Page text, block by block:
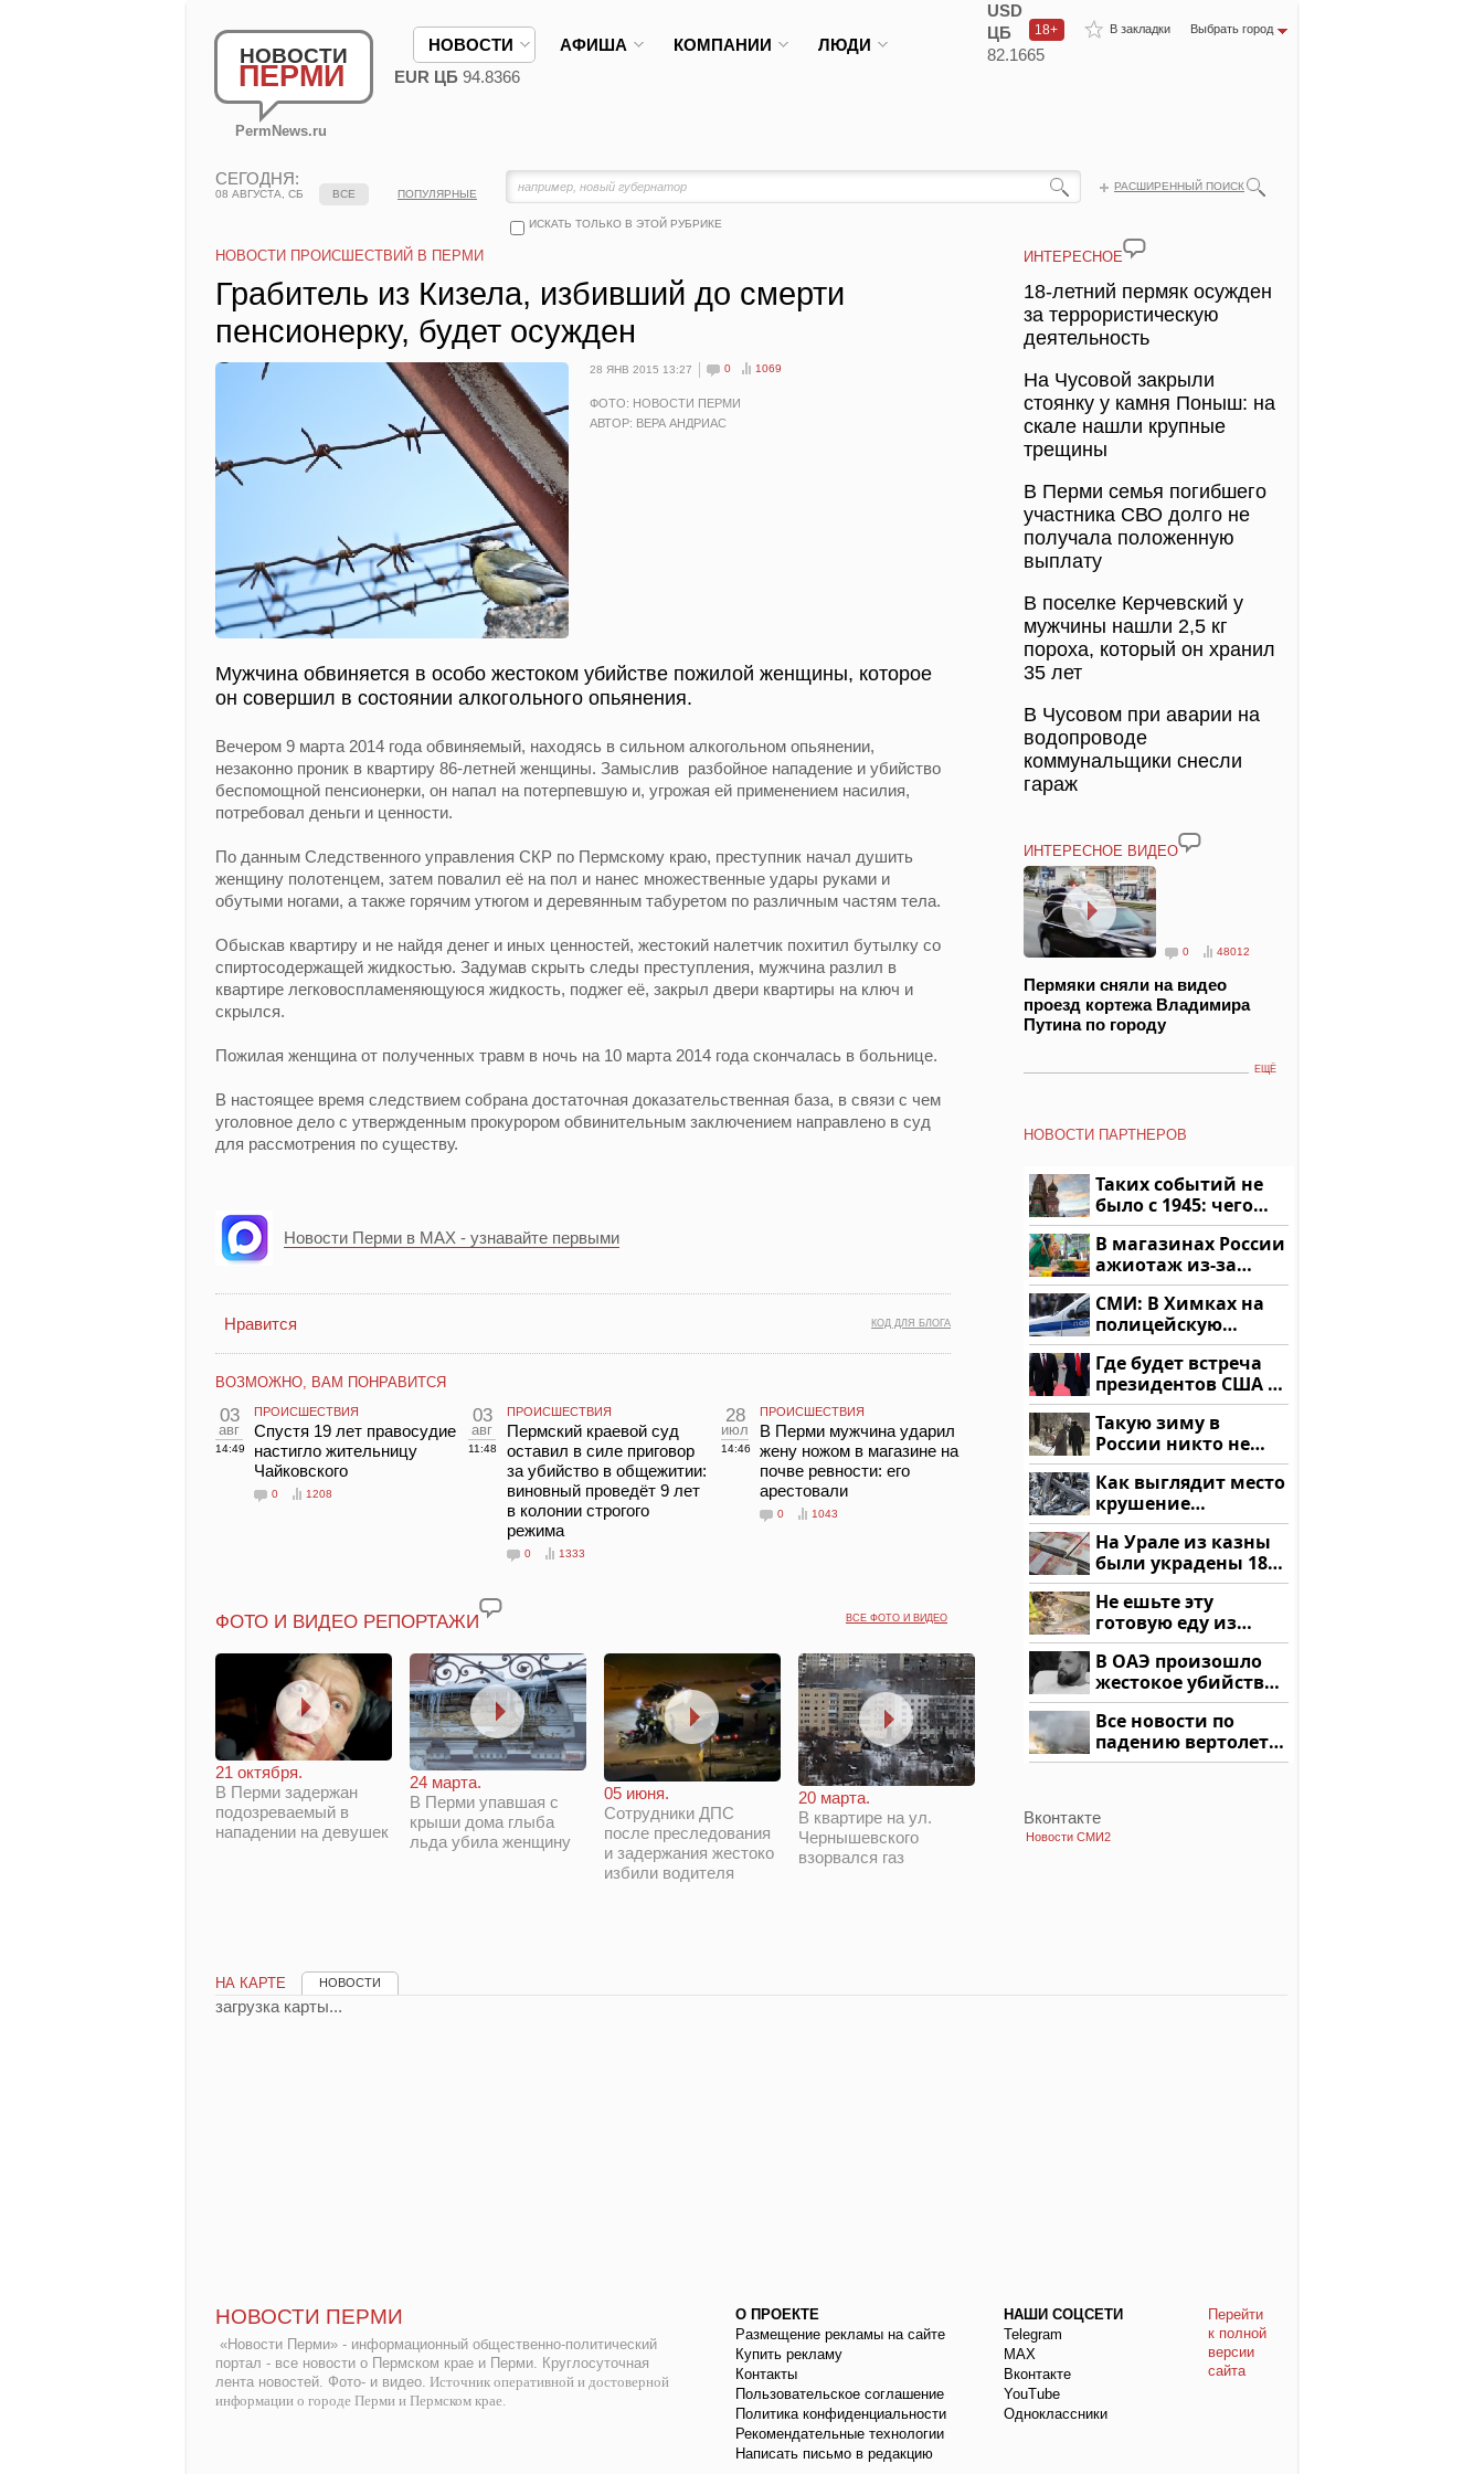
НОВОСТИ
ПЕРМИ
PermNews.ru
В закладки Выбрать город
18+
НОВОСТИ АФИША КОМПАНИИ ЛЮДИ
USD
ЦБ
82.1665
EUR ЦБ 94.8366
СЕГОДНЯ:
08 АВГУСТА, СБ
РАСШИРЕННЫЙ ПОИСК
ИСКАТЬ ТОЛЬКО В ЭТОЙ РУБРИКЕ
ВСЕ ПОПУЛЯРНЫЕ
НОВОСТИ ПРОИСШЕСТВИЙ В ПЕРМИ
Грабитель из Кизела, избивший до смерти
пенсионерку, будет осужден
28 ЯНВ 2015 13:27 0 1069
ФОТО: НОВОСТИ ПЕРМИ
АВТОР: ВЕРА АНДРИАС
Мужчина обвиняется в особо жестоком убийстве пожилой женщины, которое
он совершил в состоянии алкогольного опьянения.
Вечером 9 марта 2014 года обвиняемый, находясь в сильном алкогольном опьянении,
незаконно проник в квартиру 86-летней женщины. Замыслив разбойное нападение и убийство
беспомощной пенсионерки, он напал на потерпевшую и, угрожая ей применением насилия,
потребовал деньги и ценности.
По данным Следственного управления СКР по Пермскому краю, преступник начал душить
женщину полотенцем, затем повалил её на пол и нанес множественные удары руками и
обутыми ногами, а также горячим утюгом и деревянным табуретом по различным частям тела.
Обыскав квартиру и не найдя денег и иных ценностей, жестокий налетчик похитил бутылку со
спиртосодержащей жидкостью. Задумав скрыть следы преступления, мужчина разлил в
квартире легковоспламеняющуюся жидкость, поджег её, закрыл двери квартиры на ключ и
скрылся.
Пожилая женщина от полученных травм в ночь на 10 марта 2014 года скончалась в больнице.
В настоящее время следствием собрана достаточная доказательственная база, в связи с чем
уголовное дело с утвержденным прокурором обвинительным заключением направлено в суд
для рассмотрения по существу.
Новости Перми в MAX - узнавайте первыми
КОД ДЛЯ БЛОГА
Нравится
ВОЗМОЖНО, ВАМ ПОНРАВИТСЯ
03
авг
14:49
ПРОИСШЕСТВИЯ
Спустя 19 лет правосудие
настигло жительницу
Чайковского
0 1208
03
авг
11:48
ПРОИСШЕСТВИЯ
Пермский краевой суд
оставил в силе приговор
за убийство в общежитии:
виновный проведёт 9 лет
в колонии строгого
режима
0 1333
28
июл
14:46
ПРОИСШЕСТВИЯ
В Перми мужчина ударил
жену ножом в магазине на
почве ревности: его
арестовали
0 1043
ВСЕ ФОТО И ВИДЕО
ФОТО И ВИДЕО РЕПОРТАЖИ
21 октября.
В Перми задержан
подозреваемый в
нападении на девушек
24 марта.
В Перми упавшая с
крыши дома глыба
льда убила женщину
05 июня.
Сотрудники ДПС
после преследования
и задержания жестоко
избили водителя
20 марта.
В квартире на ул.
Чернышевского
взорвался газ
ИНТЕРЕСНОЕ
18-летний пермяк осужден
за террористическую
деятельность
На Чусовой закрыли
стоянку у камня Поныш: на
скале нашли крупные
трещины
В Перми семья погибшего
участника СВО долго не
получала положенную
выплату
В поселке Керчевский у
мужчины нашли 2,5 кг
пороха, который он хранил
35 лет
В Чусовом при аварии на
водопроводе
коммунальщики снесли
гараж
ИНТЕРЕСНОЕ ВИДЕО
0 48012
Пермяки сняли на видео
проезд кортежа Владимира
Путина по городу
ЕЩЁ
НОВОСТИ ПАРТНЕРОВ
Таких событий не
было с 1945: чего
ждать всем нам?
В магазинах России
ажиотаж из-за
этого продукта: что
купить?
СМИ: В Химках на
полицейскую
машину напали и
подожгли.
Где будет встреча
президентов США и
России: Европа?
Такую зиму в
России никто не
ждал: как так?!
Как выглядит место
крушение
вертолета на
Кавказе: смотреть
На Урале из казны
были украдены 18
миллионов рублей
Не ешьте эту
готовую еду из
магазина: список
В ОАЭ произошло
жестокое убийство
криптомиллионера
Все новости по
падению вертолета
на Кавказе: читать
Вконтакте
Новости СМИ2
НА КАРТЕ НОВОСТИ
загрузка карты...
НОВОСТИ ПЕРМИ
«Новости Перми» - информационный общественно-политический
портал - все новости о Пермском крае и Перми. Круглосуточная
лента новостей. Фото- и видео. Источник оперативной и достоверной
информации о городе Перми и Пермском крае.
О ПРОЕКТЕ
Размещение рекламы на сайте
Купить рекламу
Контакты
Пользовательское соглашение
Политика конфиденциальности
Рекомендательные технологии
Написать письмо в редакцию
НАШИ СОЦСЕТИ
Telegram
МАХ
Вконтакте
YouTube
Одноклассники
Перейти
к полной
версии
сайта